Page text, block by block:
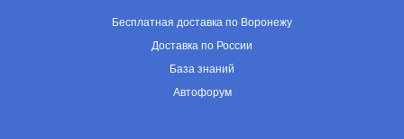
Бесплатная доставка по Воронежу
Доставка по России
База знаний
Автофорум